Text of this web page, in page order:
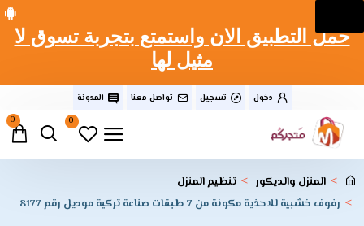
حمل التطبيق الان واستمتع بتجربة تسوق لا
مثيل لها
دخول تسجيل تواصل معنا
المدونة
0
0
المنزل والديكور
تنظيم المنزل
رفوف خشبية للاحذية مكونة من 7 طبقات صناعة تركية موديل رقم 8177